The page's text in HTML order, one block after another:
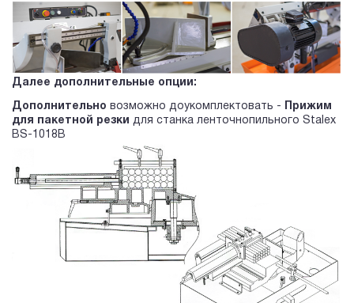
Далее дополнительные опции:
Дополнительно возможно доукомплектовать -
Прижим
для пакетной резки для станка ленточнопильного Stalex
BS-1018B